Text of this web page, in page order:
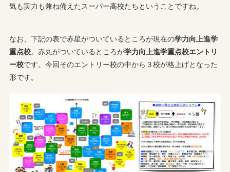
気も実力も兼ね備えたスーパー高校たちということですね。
なお、下記の表で赤星がついているところが現在の学力向上進学
重点校。赤丸がついているところが学力向上進学重点校エントリ
ー校です。今回そのエントリー校の中から３校が格上げとなった
形です。